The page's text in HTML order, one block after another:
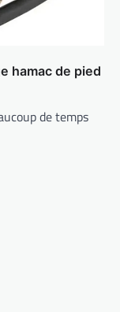
hamac de pied
de temps